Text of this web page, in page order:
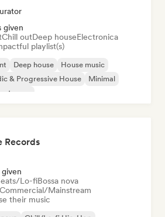
given
Chill outDeep houseElectronica
playlist(s)
Deep house
House music
& Progressive House
Minimal
Records
given
Lo-fiBossa nova
Commercial/Mainstream
their music